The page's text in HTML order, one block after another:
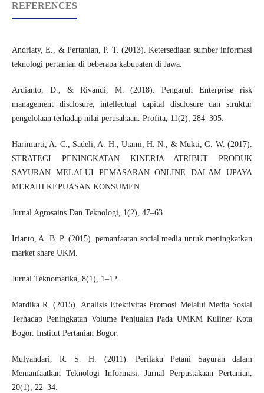
REFERENCES
Andriaty, E., & Pertanian, P. T. (2013). Ketersediaan sumber informasi
teknologi pertanian di beberapa kabupaten di Jawa.
Ardianto, D., & Rivandi, M. (2018). Pengaruh Enterprise risk
management disclosure, intellectual capital disclosure dan struktur
pengelolaan terhadap nilai perusahaan. Profita, 11(2), 284–305.
Harimurti, A. C., Sadeli, A. H., Utami, H. N., & Mukti, G. W. (2017).
STRATEGI PENINGKATAN KINERJA ATRIBUT PRODUK
SAYURAN MELALUI PEMASARAN ONLINE DALAM UPAYA
MERAIH KEPUASAN KONSUMEN.
Jurnal Agrosains Dan Teknologi, 1(2), 47–63.
Irianto, A. B. P. (2015). pemanfaatan social media untuk meningkatkan
market share UKM.
Jurnal Teknomatika, 8(1), 1–12.
Mardika R. (2015). Analisis Efektivitas Promosi Melalui Media Sosial
Terhadap Peningkatan Volume Penjualan Pada UMKM Kuliner Kota
Bogor. Institut Pertanian Bogor.
Mulyandari, R. S. H. (2011). Perilaku Petani Sayuran dalam
Memanfaatkan Teknologi Informasi. Jurnal Perpustakaan Pertanian,
20(1), 22–34.